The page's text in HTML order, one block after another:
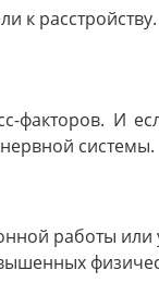
к расстройству.
факторов. И
системы.
работы